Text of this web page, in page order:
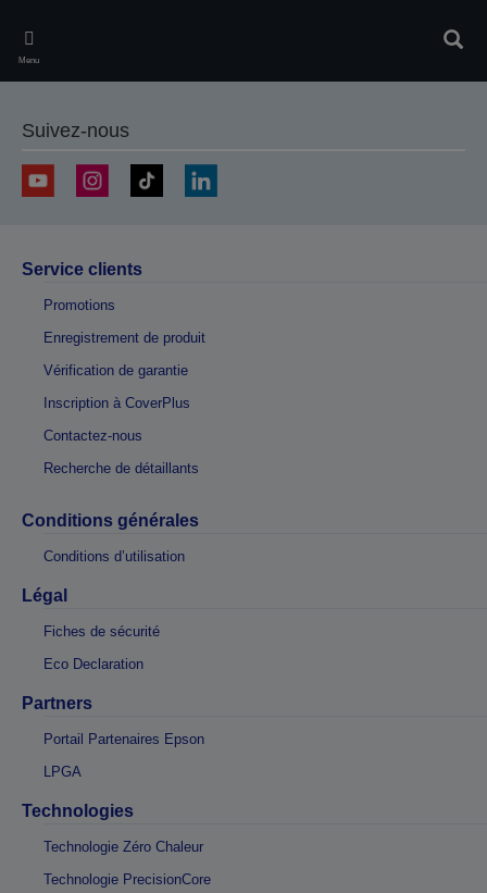
main
content
Menu
Suivez-nous
Service clients
Promotions
Enregistrement de produit
Vérification de garantie
Inscription à CoverPlus
Contactez-nous
Recherche de détaillants
Conditions générales
Conditions d’utilisation
Légal
Fiches de sécurité
Eco Declaration
Partners
Portail Partenaires Epson
LPGA
Technologies
Technologie Zéro Chaleur
Technologie PrecisionCore